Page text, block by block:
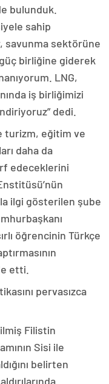
bulunduk.
sahip
savunma sektörüne
güç birliğine giderek
LNG,
iş birliğimizi
dedi.
turizm, eğitim ve
daha da
edeceklerini
ilgi gösterilen şube
öğrencinin Türkçe
etti.
pervasızca
Filistin
Sisi ile
belirten